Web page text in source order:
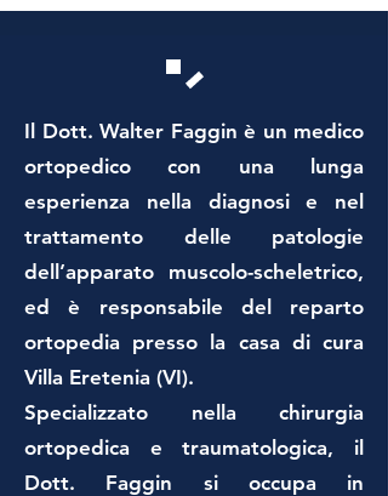
Il Dott. Walter Faggin è un medico
ortopedico con una lunga
esperienza nella diagnosi e nel
trattamento delle patologie
dell’apparato muscolo-scheletrico,
ed è responsabile del reparto
ortopedia presso la casa di cura
Villa Eretenia (VI).
Specializzato nella chirurgia
ortopedica e traumatologica, il
Dott. Faggin si occupa in